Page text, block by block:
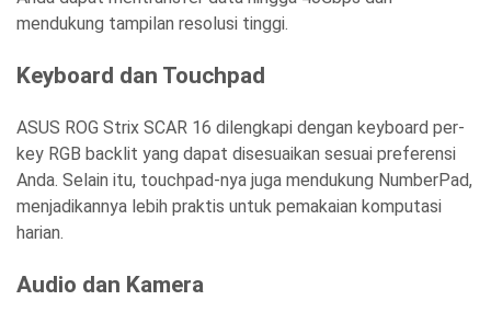
mendukung tampilan resolusi tinggi.
Keyboard dan Touchpad
ASUS ROG Strix SCAR 16 dilengkapi dengan keyboard per-
key RGB backlit yang dapat disesuaikan sesuai preferensi
Anda. Selain itu, touchpad-nya juga mendukung NumberPad,
menjadikannya lebih praktis untuk pemakaian komputasi
harian.
Audio dan Kamera